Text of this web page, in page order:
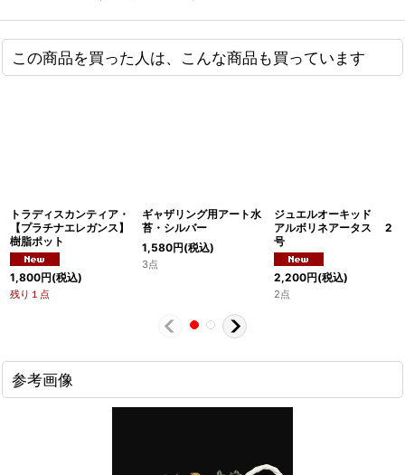
この商品を買った人は、こんな商品も買っています
トラディスカンティア・
【プラチナエレガンス】
樹脂ポット
1,800円(税込)
残り１点
ギャザリング用アート水
苔・シルバー
1,580円(税込)
3点
ジュエルオーキッド
アルボリネアータス 2
号
2,200円(税込)
2点
参考画像